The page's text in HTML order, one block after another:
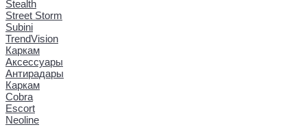
Stealth
Street Storm
Subini
TrendVision
Каркам
Аксессуары
Антирадары
Каркам
Cobra
Escort
Neoline